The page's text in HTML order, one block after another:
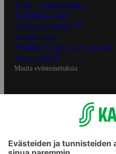
Tilaus- ja toimitusehdot
Tietosuojakäytäntö
Palvelun käyttöehdot
Saavutettavuus
Mobiilisovelluksen saavutettavuus
Mainostajalle
Muuta evästeasetuksia
S-ryhmän palvelut
Asiakasomistajuus